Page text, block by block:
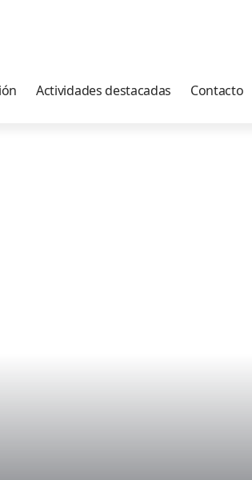
Actividades destacadas Contacto